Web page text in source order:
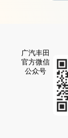
广汽丰田
官方微信
公众号